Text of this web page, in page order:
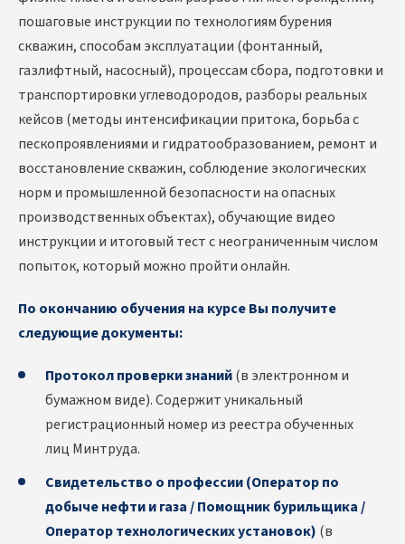
пошаговые инструкции по технологиям бурения
скважин, способам эксплуатации (фонтанный,
газлифтный, насосный), процессам сбора, подготовки и
транспортировки углеводородов, разборы реальных
кейсов (методы интенсификации притока, борьба с
пескопроявлениями и гидратообразованием, ремонт и
восстановление скважин, соблюдение экологических
норм и промышленной безопасности на опасных
производственных объектах), обучающие видео
инструкции и итоговый тест с неограниченным числом
попыток, который можно пройти онлайн.
По окончанию обучения на курсе Вы получите
следующие документы:
Протокол проверки знаний(в электронном и
бумажном виде). Содержит уникальный
регистрационный номер из реестра обученных
лиц Минтруда.
Свидетельство о профессии (Оператор по
добыче нефти и газа / Помощник бурильщика /
Оператор технологических установок) (в